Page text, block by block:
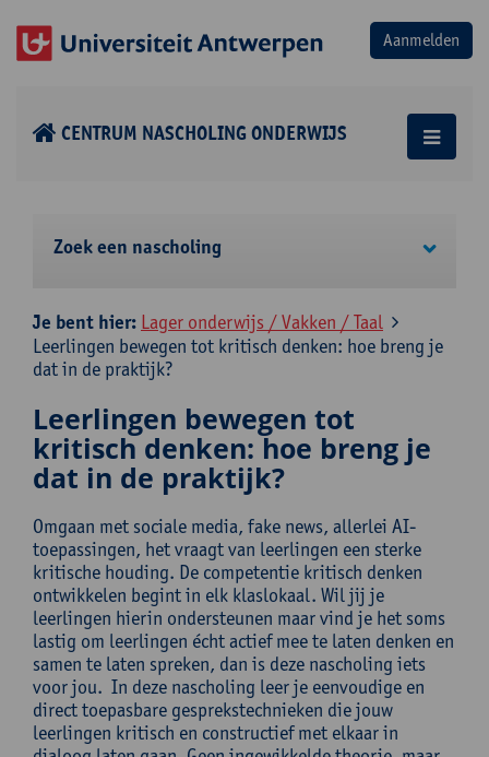
CENTRUM NASCHOLING ONDERWIJS
Zoek een nascholing
Je bent hier: Lager onderwijs / Vakken / Taal
Leerlingen bewegen tot kritisch denken: hoe breng je
dat in de praktijk?
Leerlingen bewegen tot
kritisch denken: hoe breng je
dat in de praktijk?
Omgaan met sociale media, fake news, allerlei AI-
toepassingen, het vraagt van leerlingen een sterke
kritische houding. De competentie kritisch denken
ontwikkelen begint in elk klaslokaal. Wil jij je
leerlingen hierin ondersteunen maar vind je het soms
lastig om leerlingen écht actief mee te laten denken en
samen te laten spreken, dan is deze nascholing iets
voor jou. In deze nascholing leer je eenvoudige en
direct toepasbare gesprekstechnieken die jouw
leerlingen kritisch en constructief met elkaar in